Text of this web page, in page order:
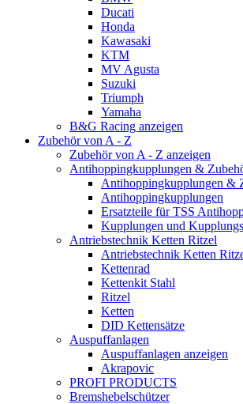
Ducati
Honda
Kawasaki
KTM
MV Agusta
Suzuki
Triumph
Yamaha
B&G Racing anzeigen
Zubehör von A - Z
Zubehör von A - Z anzeigen
Antihoppingkupplungen &
Antihoppingkupplungen &
Antihoppingkupplungen
Ersatzteile für TSS
Kupplungen und
Antriebstechnik Ketten Ritzel
Antriebstechnik Ketten
Kettenrad
Kettenkit Stahl
Ritzel
Ketten
DID Kettensätze
Auspuffanlagen
Auspuffanlagen anzeigen
Akrapovic
PROFI PRODUCTS
Bremshebelschützer